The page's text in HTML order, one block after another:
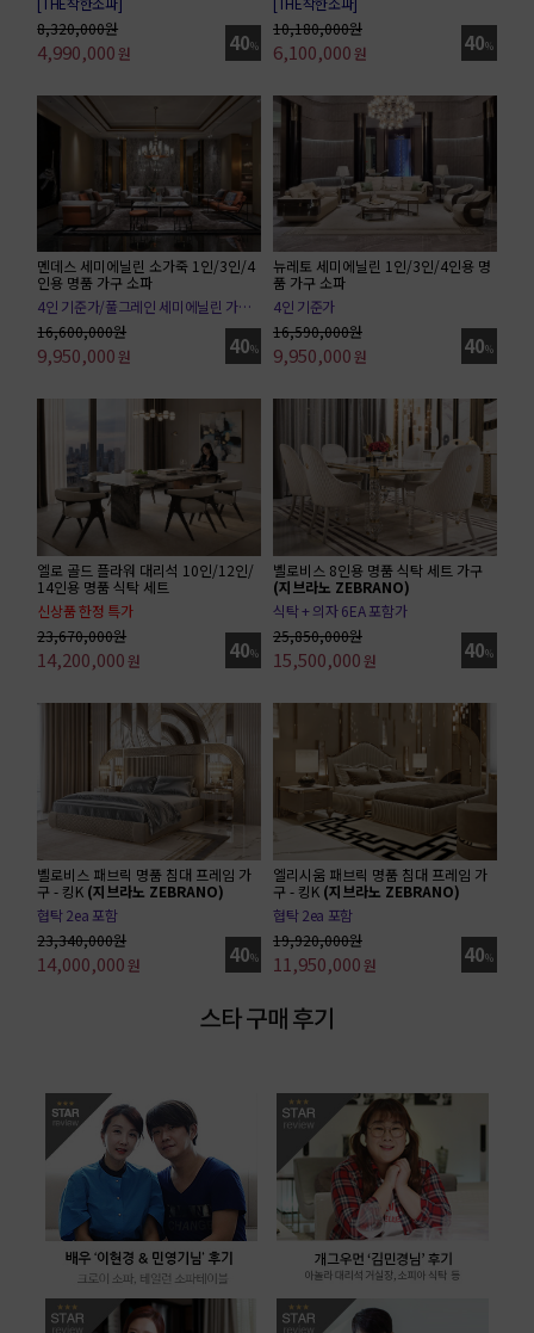
40%
8,320,000원
4,990,000원 40%
10,180,000원
6,100,000원
멘데스 세미에닐린 소가죽 1인/3인/4
인용 명품 가구 소파
4인 기준가/풀그레인 세미에닐린 가죽/tvn 아다마스
40%
16,600,000원
9,950,000원
뉴레토 세미에닐린 1인/3인/4인용 명
품 가구 소파
4인 기준가
40%
16,590,000원
9,950,000원
엘로 골드 플라워 대리석 10인/12인/
14인용 명품 식탁 세트
신상품 한정 특가
10인 세트 기준가(식탁 1ea + 의자 6ea)
40%
23,670,000원
14,200,000원
벨로비스 8인용 명품 식탁 세트 가구
(지브라노 ZEBRANO)
식탁 + 의자 6EA 포함가
40%
25,850,000원
15,500,000원
벨로비스 패브릭 명품 침대 프레임 가
구 - 킹K (지브라노 ZEBRANO)
협탁 2ea 포함
40%
23,340,000원
14,000,000원
엘리시움 패브릭 명품 침대 프레임 가
구 - 킹K (지브라노 ZEBRANO)
협탁 2ea 포함
40%
19,920,000원
11,950,000원